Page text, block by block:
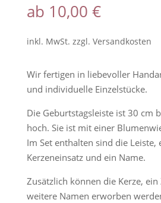
von 5,
basierend
ertung
ab 10,00 €
inkl. MwSt. zzgl. Versandkosten
Wir fertigen in liebevoller
und individuelle Einzelstücke.
Die Geburtstagsleiste ist 30 cm
hoch. Sie ist mit einer
Im Set enthalten sind die Leiste,
Kerzeneinsatz und ein Name.
Zusätzlich können die Kerze,
weitere Namen erworben